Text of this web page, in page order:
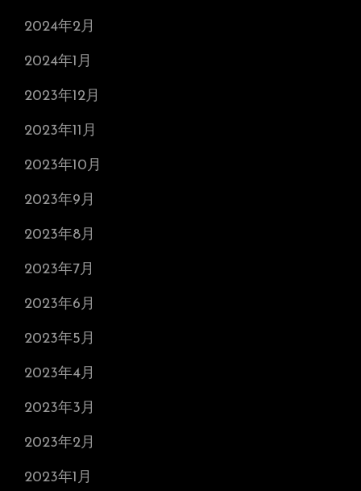
2024年2月
2024年1月
2023年12月
2023年11月
2023年10月
2023年9月
2023年8月
2023年7月
2023年6月
2023年5月
2023年4月
2023年3月
2023年2月
2023年1月